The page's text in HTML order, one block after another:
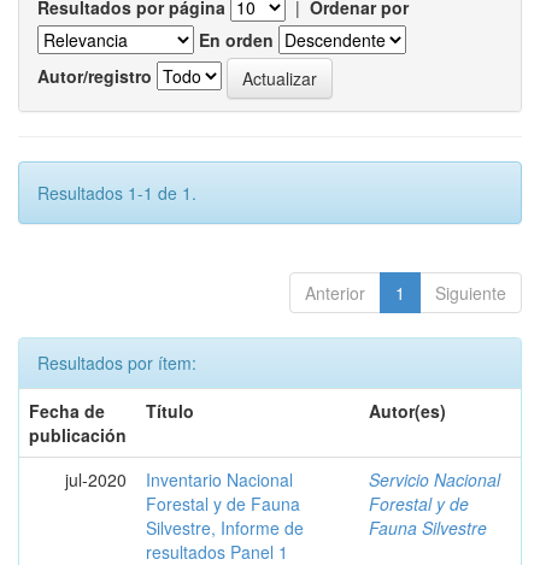
Resultados por página | Ordenar por
En orden
Autor/registro
Resultados 1-1 de 1.
Anterior 1 Siguiente
Resultados por ítem:
Fecha de
publicación
Título Autor(es)
jul-2020
Inventario Nacional
Forestal y de Fauna
Silvestre, Informe de
resultados Panel 1
Servicio Nacional
Forestal y de
Fauna Silvestre